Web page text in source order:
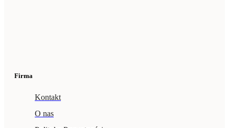
Firma
Kontakt
O nas